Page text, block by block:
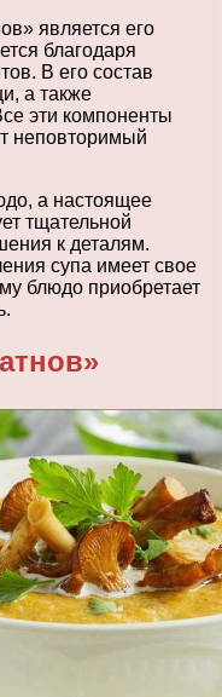
является его
благодаря
В его состав
а также
эти компоненты
неповторимый
а настоящее
тщательной
к деталям.
супа имеет свое
блюдо приобретает